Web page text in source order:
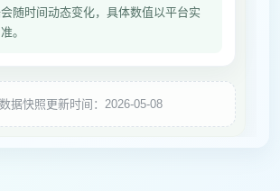
随时间动态变化，具体数值以平台实
。
数据快照更新时间：2026-05-08